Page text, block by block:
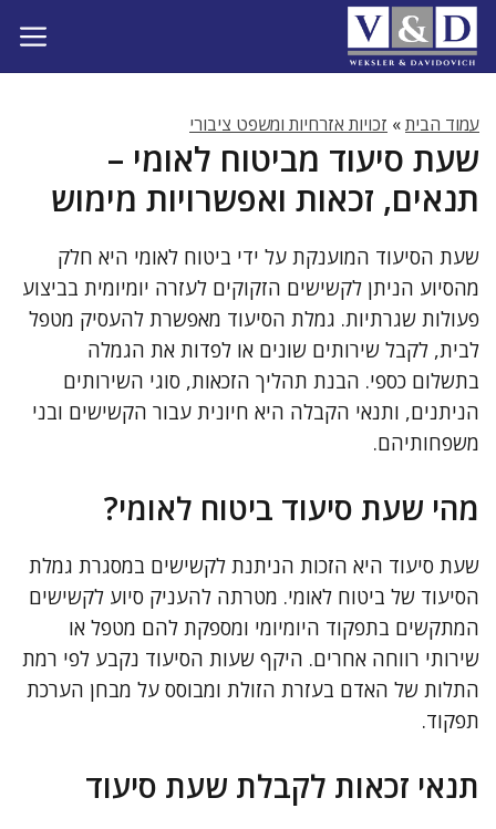
לדלג
לתוכן
עמוד הבית» זכויות אזרחיות ומשפט ציבורי
שעת סיעוד מביטוח לאומי –
תנאים, זכאות ואפשרויות מימוש
שעת הסיעוד המוענקת על ידי ביטוח לאומי היא חלק
מהסיוע הניתן לקשישים הזקוקים לעזרה יומיומית בביצוע
פעולות שגרתיות. גמלת הסיעוד מאפשרת להעסיק מטפל
לבית, לקבל שירותים שונים או לפדות את הגמלה
בתשלום כספי. הבנת תהליך הזכאות, סוגי השירותים
הניתנים, ותנאי הקבלה היא חיונית עבור הקשישים ובני
משפחותיהם.
מהי שעת סיעוד ביטוח לאומי?
שעת סיעוד היא הזכות הניתנת לקשישים במסגרת גמלת
הסיעוד של ביטוח לאומי. מטרתה להעניק סיוע לקשישים
המתקשים בתפקוד היומיומי ומספקת להם מטפל או
שירותי רווחה אחרים. היקף שעות הסיעוד נקבע לפי רמת
התלות של האדם בעזרת הזולת ומבוסס על מבחן הערכת
תפקוד.
תנאי זכאות לקבלת שעת סיעוד